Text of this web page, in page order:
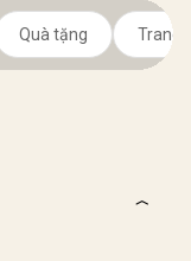
Quà tặng Trang